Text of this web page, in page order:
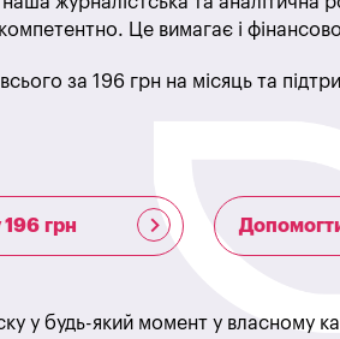
Це вимагає і
всього за 196 грн на місяць та
грн
у будь-який момент у власному